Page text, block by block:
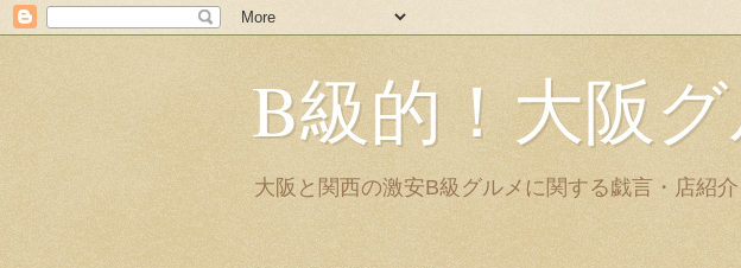
B級的！大阪
大阪と関西の激安B級グルメに関する戯言・店紹